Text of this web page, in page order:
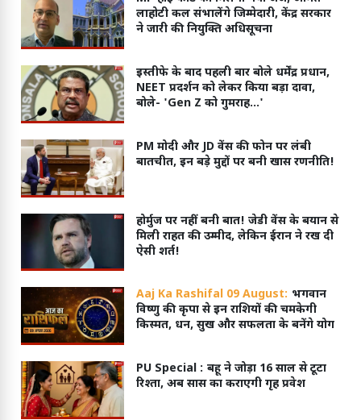
लाहोटी कल संभालेंगे जिम्मेदारी, केंद्र सरकार
ने जारी की नियुक्ति अधिसूचना
इस्तीफे के बाद पहली बार बोले धर्मेंद्र प्रधान,
NEET प्रदर्शन को लेकर किया बड़ा दावा,
बोले- 'Gen Z को गुमराह...'
PM मोदी और JD वेंस की फोन पर लंबी
बातचीत, इन बड़े मुद्दों पर बनी खास रणनीति!
होर्मुज पर नहीं बनी बात! जेडी वेंस के बयान से
मिली राहत की उम्मीद, लेकिन ईरान ने रख दी
ऐसी शर्त!
Aaj Ka Rashifal 09 August: भगवान
विष्णु की कृपा से इन राशियों की चमकेगी
किस्मत, धन, सुख और सफलता के बनेंगे योग
PU Special : बहू ने जोड़ा 16 साल से टूटा
रिश्ता, अब सास का कराएगी गृह प्रवेश